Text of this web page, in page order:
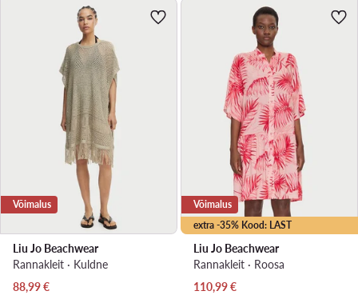
Võimalus
Liu Jo Beachwear
Rannakleit · Kuldne
Praegune hind
88,99€
extra -35% Kood: LAST
Võimalus
Liu Jo Beachwear
Rannakleit · Roosa
Praegune hind
110,99€